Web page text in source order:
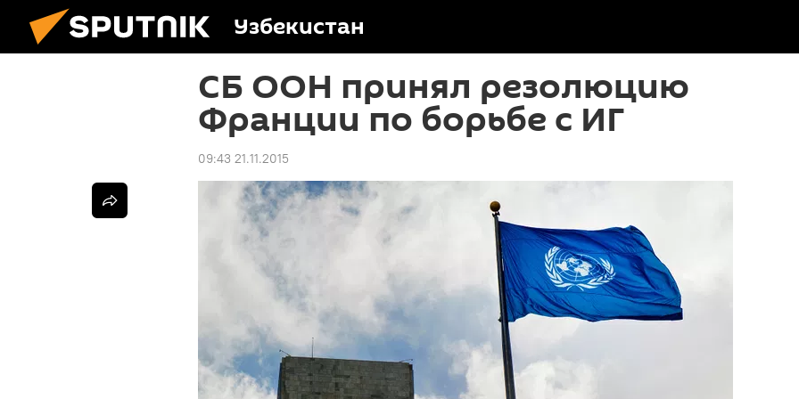
Узбекистан
СБ ООН принял резолюцию
Франции по борьбе с ИГ
09:43 21.11.2015